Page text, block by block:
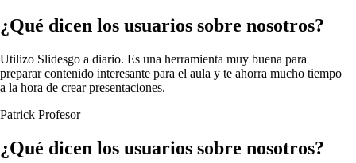
¿Qué dicen los usuarios sobre nosotros?
Utilizo Slidesgo a diario. Es una herramienta muy buena para
preparar contenido interesante para el aula y te ahorra mucho tiempo
a la hora de crear presentaciones.
Patrick Profesor
¿Qué dicen los usuarios sobre nosotros?